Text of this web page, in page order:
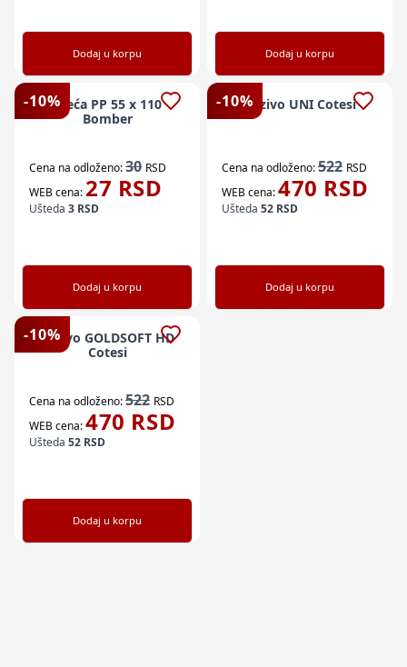
Dodaj u korpu Dodaj u korpu
-10%Vreća PP 55 x 110
Bomber
Cena na odloženo:30 RSD
WEB cena: 27 RSD
Ušteda 3 RSD
Dodaj u korpu
-10%
Vezivo UNI Cotesi
Cena na odloženo:522 RSD
WEB cena:470 RSD
Ušteda 52 RSD
Dodaj u korpu
-10%
Vezivo GOLDSOFT HD
Cotesi
Cena na odloženo:522 RSD
WEB cena:470 RSD
Ušteda 52 RSD
Dodaj u korpu